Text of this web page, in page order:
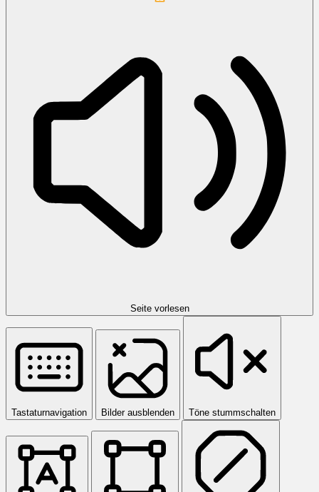
Seite vorlesen
Tastaturnavigation Bilder ausblenden Töne stummschalten